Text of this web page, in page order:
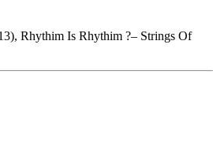
Rhythim Is Rhythim ?– Strings Of